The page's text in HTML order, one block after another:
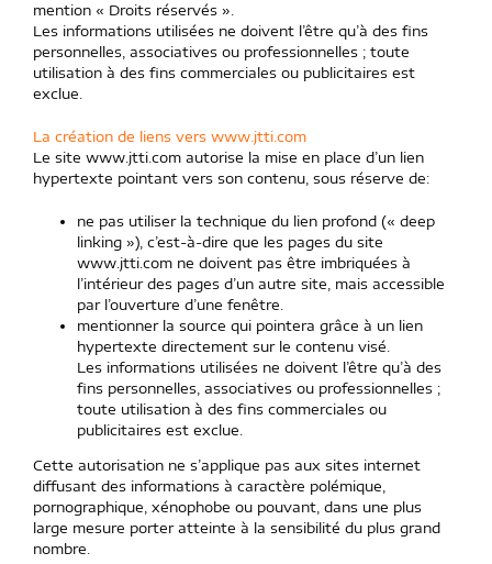
mention « Droits réservés ».
Les informations utilisées ne doivent l’être qu’à des fins
personnelles, associatives ou professionnelles ; toute
utilisation à des fins commerciales ou publicitaires est
exclue.
La création de liens vers www.jtti.com
Le site www.jtti.com autorise la mise en place d’un lien
hypertexte pointant vers son contenu, sous réserve de:
ne pas utiliser la technique du lien profond (« deep
linking »), c’est-à-dire que les pages du site
www.jtti.com ne doivent pas être imbriquées à
l’intérieur des pages d’un autre site, mais accessible
par l’ouverture d’une fenêtre.
mentionner la source qui pointera grâce à un lien
hypertexte directement sur le contenu visé.
Les informations utilisées ne doivent l’être qu’à des
fins personnelles, associatives ou professionnelles ;
toute utilisation à des fins commerciales ou
publicitaires est exclue.
Cette autorisation ne s’applique pas aux sites internet
diffusant des informations à caractère polémique,
pornographique, xénophobe ou pouvant, dans une plus
large mesure porter atteinte à la sensibilité du plus grand
nombre.